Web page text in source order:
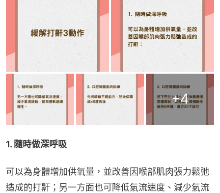
+4
1. 隨時做深呼吸
可以為身體增加供氧量，並改善因喉部肌肉張力鬆弛
造成的打鼾；另一方面也可降低氣流速度、減少氣流